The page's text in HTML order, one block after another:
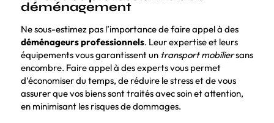
déménagement
Ne sous-estimez pas l’importance de faire appel à des
déménageurs professionnels. Leur expertise et leurs
équipements vous garantissent un transport mobiliersans
encombre. Faire appel à des experts vous permet
d’économiser du temps, de réduire le stress et de vous
assurer que vos biens sont traités avec soin et attention,
en minimisant les risques de dommages.